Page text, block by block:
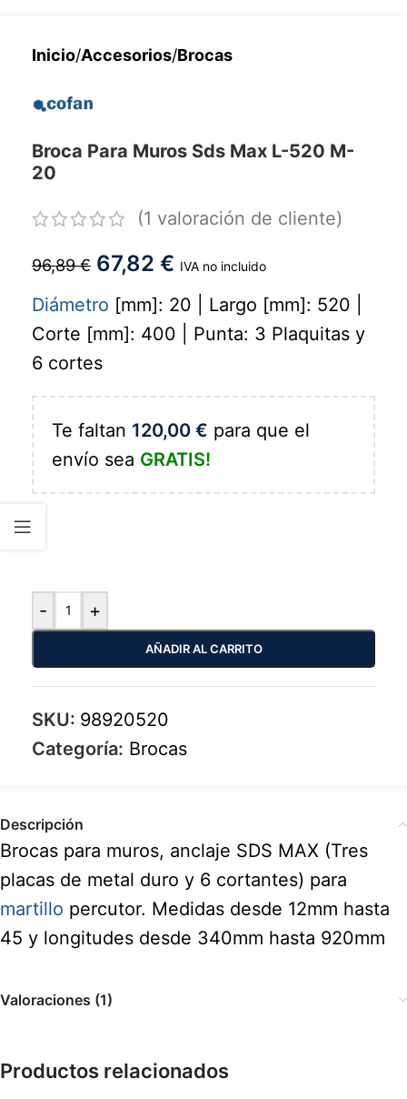
Inicio/Accesorios/Brocas
Broca Para Muros Sds Max L-520 M-
20
(1 valoración de cliente)
96,89€ 67,82 € IVA no incluido
Diámetro [mm]: 20 | Largo [mm]: 520 |
Corte [mm]: 400 | Punta: 3 Plaquitas y
6 cortes
Te faltan 120,00 € para que el
envío sea GRATIS!
- +
AÑADIR AL CARRITO
SKU: 98920520
Categoría: Brocas
Descripción
Brocas para muros, anclaje SDS MAX (Tres
placas de metal duro y 6 cortantes) para
martillo percutor. Medidas desde 12mm hasta
45 y longitudes desde 340mm hasta 920mm
Valoraciones (1)
Productos relacionados